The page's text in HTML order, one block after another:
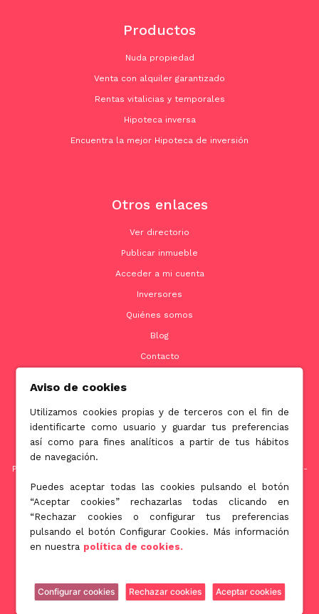
Productos
Nuda propiedad
Venta con alquiler garantizado
Rentas vitalicias y temporales
Hipoteca inversa
Encuentra la mejor Hipoteca de inversión
Otros enlaces
Ver directorio
Publicar inmueble
Acceder a mi cuenta
Inversores
Quiénes somos
Blog
Contacto
Contacto
info@jubenial.com
Parque empresarial La Finca Edificio 6B - Paseo Club Deportivo nº1 -
28223 Pozuelo de Alarcón, Madrid
Jubenial © All Rights Reserved 2026
Política de Cookies
Aviso Legal
Aviso de cookies
Utilizamos cookies propias y de terceros con el fin de
identificarte como usuario y guardar tus preferencias
así como para fines analíticos a partir de tus hábitos
de navegación.
Puedes aceptar todas las cookies pulsando el botón
“Aceptar cookies” rechazarlas todas clicando en
“Rechazar cookies o configurar tus preferencias
pulsando el botón Configurar Cookies. Más información
en nuestra política de cookies.
Configurar cookies Rechazar cookies Aceptar cookies